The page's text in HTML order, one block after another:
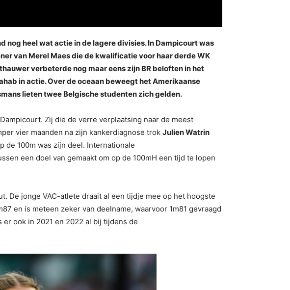
nog heel wat actie in de lagere divisies. In Dampicourt was
van Merel Maes die de kwalificatie voor haar derde WK
verbeterde nog maar eens zijn BR beloften in het
in actie. Over de oceaan beweegt het Amerikaanse
lieten twee Belgische studenten zich gelden.
Zij die de verre verplaatsing naar de meest
vier maanden na zijn kankerdiagnose trok Julien Watrin
de 100m was zijn deel. Internationale
een doel van gemaakt om op de 100mH een tijd te lopen
De jonge VAC-atlete draait al een tijdje mee op het hoogste
en is meteen zeker van deelname, waarvoor 1m81 gevraagd
ook in 2021 en 2022 al bij tijdens de